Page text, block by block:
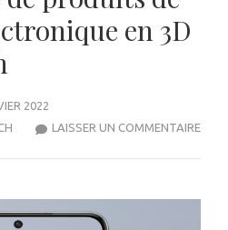
en 3D
2022
LAISSER UN COMMENTAIRE